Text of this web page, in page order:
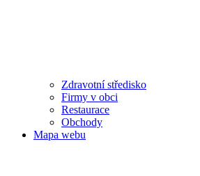
Zdravotní středisko
Firmy v obci
Restaurace
Obchody
Mapa webu